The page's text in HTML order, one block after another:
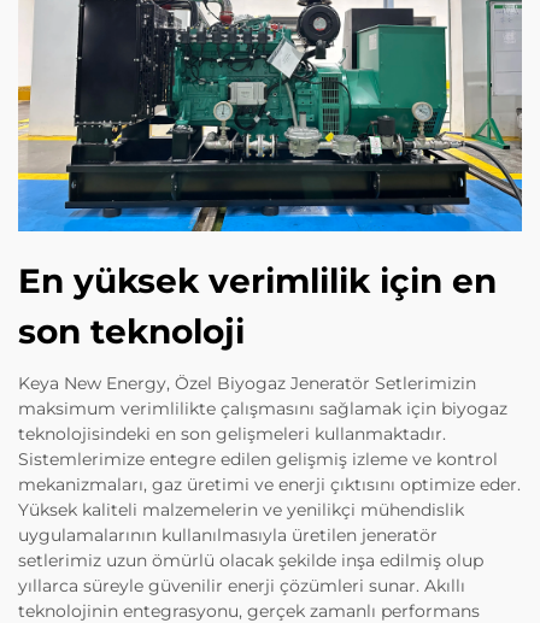
En yüksek verimlilik için en
son teknoloji
Keya New Energy, Özel Biyogaz Jeneratör Setlerimizin
maksimum verimlilikte çalışmasını sağlamak için biyogaz
teknolojisindeki en son gelişmeleri kullanmaktadır.
Sistemlerimize entegre edilen gelişmiş izleme ve kontrol
mekanizmaları, gaz üretimi ve enerji çıktısını optimize eder.
Yüksek kaliteli malzemelerin ve yenilikçi mühendislik
uygulamalarının kullanılmasıyla üretilen jeneratör
setlerimiz uzun ömürlü olacak şekilde inşa edilmiş olup
yıllarca süreyle güvenilir enerji çözümleri sunar. Akıllı
teknolojinin entegrasyonu, gerçek zamanlı performans